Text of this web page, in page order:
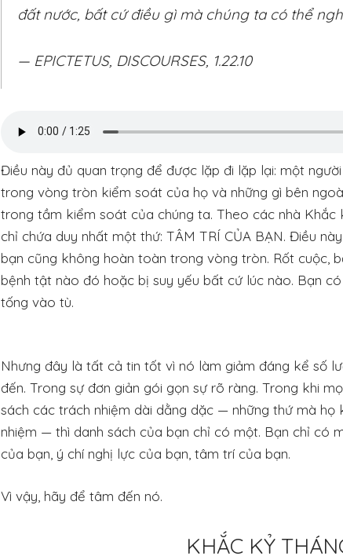
đất nước, bất cứ điều gì mà chúng ta có thể
— EPICTETUS, DISCOURSES, 1.22.10
Điều này đủ quan trọng để được lặp đi lặp lại: một
trong vòng tròn kiểm soát của họ và những gì bên
trong tầm kiểm soát của chúng ta. Theo các nhà
chỉ chứa duy nhất một thứ: TÂM TRÍ CỦA BẠN. Điều
bạn cũng không hoàn toàn trong vòng tròn. Rốt cuộc,
bệnh tật nào đó hoặc bị suy yếu bất cứ lúc nào. Bạn
tống vào tù.
Nhưng đây là tất cả tin tốt vì nó làm giảm đáng kể số
đến. Trong sự đơn giản gói gọn sự rõ ràng. Trong khi
sách các trách nhiệm dài dằng dặc — những thứ mà họ
nhiệm — thì danh sách của bạn chỉ có một. Bạn chỉ có
của bạn, ý chí nghị lực của bạn, tâm trí của bạn.
Vì vậy, hãy để tâm đến nó.
KHẮC KỶ